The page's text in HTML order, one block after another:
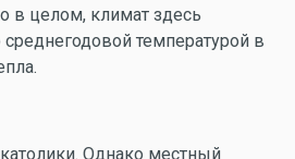
в целом, климат здесь
среднегодовой температурой в
Однако местный